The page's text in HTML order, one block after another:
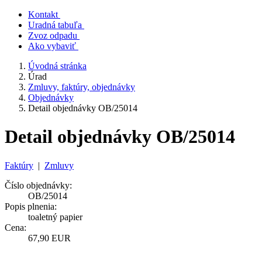
Kontakt
Uradná tabuľa
Zvoz odpadu
Ako vybaviť
Úvodná stránka
Úrad
Zmluvy, faktúry, objednávky
Objednávky
Detail objednávky OB/25014
Detail objednávky OB/25014
Faktúry | Zmluvy
Číslo objednávky:
OB/25014
Popis plnenia:
toaletný papier
Cena:
67,90 EUR